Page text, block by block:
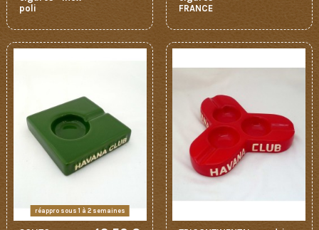
poli
FRANCE
réappro sous 1 à 2 semaines